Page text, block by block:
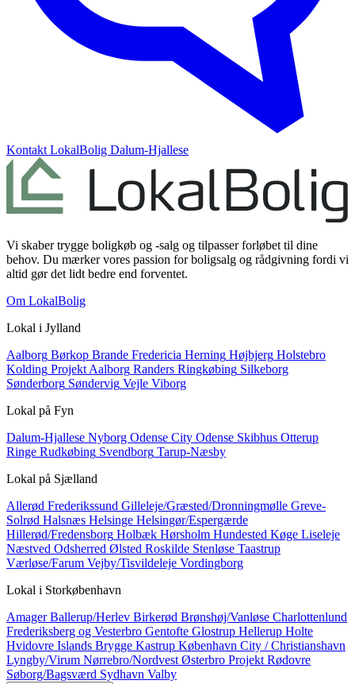
Kontakt LokalBolig Dalum-Hjallese
Vi skaber trygge boligkøb og -salg og tilpasser forløbet til dine
behov. Du mærker vores passion for boligsalg og rådgivning fordi vi
altid gør det lidt bedre end forventet.
Om LokalBolig
Lokal i Jylland
Aalborg Børkop Brande Fredericia Herning Højbjerg Holstebro
Kolding Projekt Aalborg Randers Ringkøbing Silkeborg
Sønderborg Søndervig Vejle Viborg
Lokal på Fyn
Dalum-Hjallese Nyborg Odense City Odense Skibhus Otterup
Ringe Rudkøbing Svendborg Tarup-Næsby
Lokal på Sjælland
Allerød Frederikssund Gilleleje/Græsted/Dronningmølle Greve-
Solrød Halsnæs Helsinge Helsingør/Espergærde
Hillerød/Fredensborg Holbæk Hørsholm Hundested Køge Liseleje
Næstved Odsherred Ølsted Roskilde Stenløse Taastrup
Værløse/Farum Vejby/Tisvildeleje Vordingborg
Lokal i Storkøbenhavn
AmagerBallerup/Herlev Birkerød Brønshøj/Vanløse Charlottenlund
Frederiksberg og Vesterbro Gentofte Glostrup Hellerup Holte
Hvidovre Islands Brygge Kastrup København City / Christianshavn
Lyngby/Virum Nørrebro/Nordvest Østerbro Projekt Rødovre
Søborg/Bagsværd Sydhavn Valby